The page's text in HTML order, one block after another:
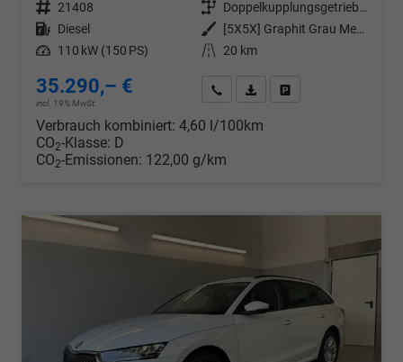
Fahrzeugnr. 21408 Getriebe
Doppelkupplungsgetriebe (DSG)
Kraftstoff Diesel Außenfarbe
[5X5X] Graphit Grau Metallic
Leistung 110 kW (150 PS) Kilometerstand 20 km
35.290,– €
incl. 19% MwSt.
Wir rufen Sie anPDF-Datei, Fahrzeugexposé
Verbrauch kombiniert: 4,60 l/100km
CO2-Klasse: D
CO2-Emissionen: 122,00 g/km